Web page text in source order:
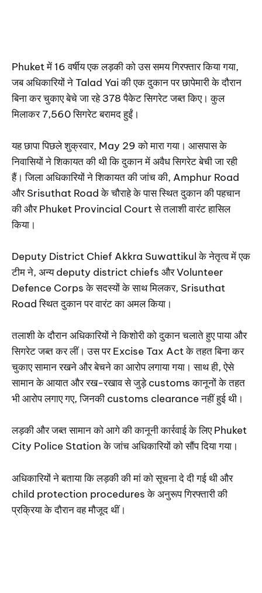
Phuket में 16 वर्षीय एक लड़की को उस समय गिरफ्तार किया गया,
जब अधिकारियों ने Talad Yai की एक दुकान पर छापेमारी के दौरान
बिना कर चुकाए बेचे जा रहे 378 पैकेट सिगरेट जब्त किए। कुल
मिलाकर 7,560 सिगरेट बरामद हुईं।
यह छापा पिछले शुक्रवार, May 29 को मारा गया। आसपास के
निवासियों ने शिकायत की थी कि दुकान में अवैध सिगरेट बेची जा रही
हैं। जिला अधिकारियों ने शिकायत की जांच की, Amphur Road
और Srisuthat Road के चौराहे के पास स्थित दुकान की पहचान
की और Phuket Provincial Court से तलाशी वारंट हासिल
किया।
Deputy District Chief Akkra Suwattikul के नेतृत्व में एक
टीम ने, अन्य deputy district chiefs और Volunteer
Defence Corps के सदस्यों के साथ मिलकर, Srisuthat
Road स्थित दुकान पर वारंट का अमल किया।
तलाशी के दौरान अधिकारियों ने किशोरी को दुकान चलाते हुए पाया और
सिगरेट जब्त कर लीं। उस पर Excise Tax Act के तहत बिना कर
चुकाए सामान रखने और बेचने का आरोप लगाया गया। साथ ही, ऐसे
सामान के आयात और रख-रखाव से जुड़े customs कानूनों के तहत
भी आरोप लगाए गए, जिनकी customs clearance नहीं हुई थी।
लड़की और जब्त सामान को आगे की कानूनी कार्रवाई के लिए Phuket
City Police Station के जांच अधिकारियों को सौंप दिया गया।
अधिकारियों ने बताया कि लड़की की मां को सूचना दे दी गई थी और
child protection procedures के अनुरूप गिरफ्तारी की
प्रक्रिया के दौरान वह मौजूद थीं।